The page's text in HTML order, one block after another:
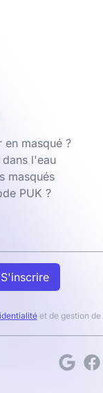
en masqué ?
l'eau
masqués
PUK ?
S'inscrire
et de gestion de